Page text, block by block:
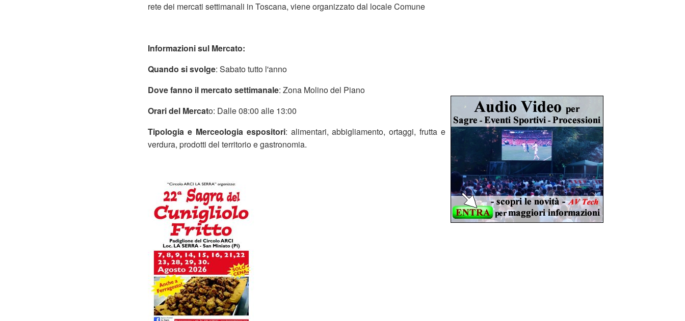
rete dei mercati settimanali in Toscana, viene organizzato dal locale Comune
Informazioni sul Mercato:
Quando si svolge: Sabato tutto l'anno
Dove fanno il mercato settimanale: Zona Molino del Piano
Orari del Mercato: Dalle 08:00 alle 13:00
Tipologia e Merceologia espositori: alimentari, abbigliamento, ortaggi, frutta e
verdura, prodotti del territorio e gastronomia.